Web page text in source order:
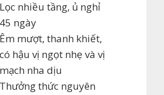
Lọc nhiều tầng, ủ nghỉ
45 ngày
Êm mượt, thanh khiết,
có hậu vị ngọt nhẹ và vị
mạch nha dịu
Thưởng thức nguyên